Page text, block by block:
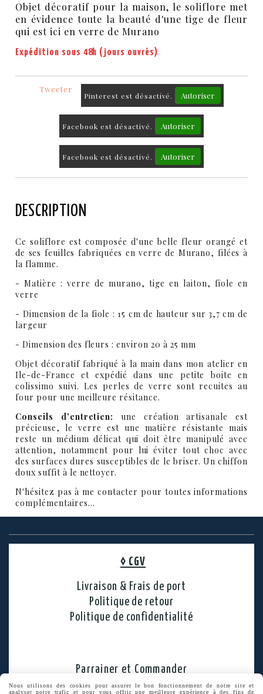
Objet décoratif pour la maison, le soliflore met
en évidence toute la beauté d'une tige de fleur
qui est ici en verre de Murano
Expédition sous 48h (jours ouvrés)
Tweeter
Pinterest est désactivé. Autoriser
Facebook est désactivé. Autoriser
Facebook est désactivé. Autoriser
DESCRIPTION
Ce soliflore est composée d'une belle fleur orangé et
de ses feuilles fabriquées en verre de Murano, filées à
la flamme.
- Matière : verre de murano, tige en laiton, fiole en
verre
- Dimension de la fiole : 15 cm de hauteur sur 3,7 cm de
largeur
- Dimension des fleurs : environ 20 à 25 mm
Objet décoratif fabriqué à la main dans mon atelier en
Ile-de-France et expédié dans une petite boite en
colissimo suivi. Les perles de verre sont recuites au
four pour une meilleure résitance.
Conseils d'entretien: une création artisanale est
précieuse, le verre est une matière résistante mais
reste un médium délicat qui doit être manipulé avec
attention, notamment pour lui éviter tout choc avec
des surfaces dures susceptibles de le briser. Un chiffon
doux suffit à le nettoyer.
N'hésitez pas à me contacter pour toutes informations
complémentaires...
◊ CGV
Livraison & Frais de port
Politique de retour
Politique de confidentialité
Parrainer et Commander
Rechercher une création
Nous utilisons des cookies pour assurer le bon fonctionnement de notre site et
analyser notre trafic et pour vous offrir une meilleure expérience à des fins de